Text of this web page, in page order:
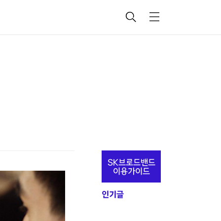
검
메
추
정
보
SK브로드밴드
이용가이드
인기글